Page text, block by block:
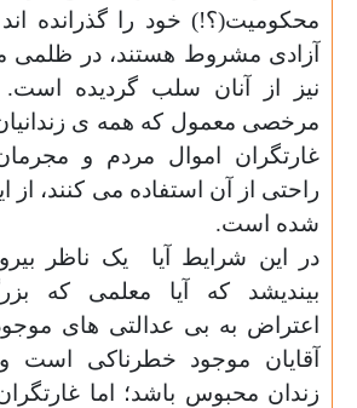
محکومیت(؟!) خود را گذرانده اند
آزادی مشروط هستند، در ظلمی
نیز از آنان سلب گردیده است.
مرخصی معمول که همه ی زندانیان
غارتگران اموال مردم و مجرمان
راحتی از آن استفاده می کنند، از
شده است.
در این شرایط آیا
یک ناظر بیرونی
بیندیشد که آیا معلمی که
اعتراض به بی عدالتی های موجود
آقایان موجود خطرناکی است و
زندان محبوس باشد؛ اما غارتگران